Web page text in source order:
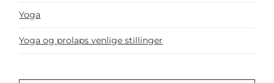
Yoga
Yoga og prolaps venlige stillinger